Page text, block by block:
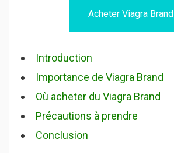
Acheter Viagra Brand
Introduction
Importance de Viagra Brand
Où acheter du Viagra Brand
Précautions à prendre
Conclusion